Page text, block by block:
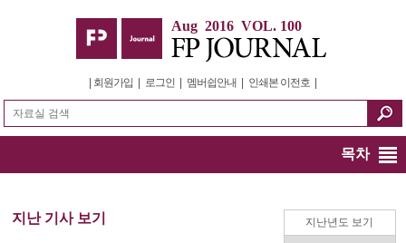
Aug 2016 VOL. 100
회원가입 로그인 멤버쉽안내 인쇄본 이전호
목차
지난 기사 보기 지난년도 보기